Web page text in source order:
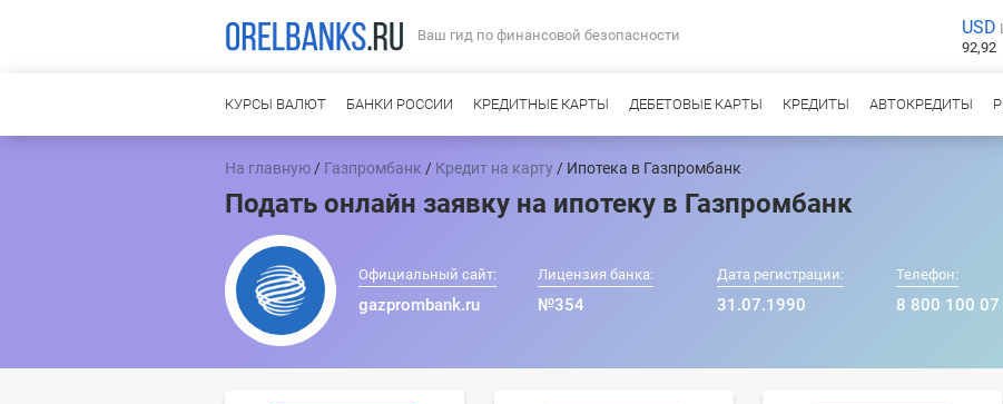
Ваш гид по финансовой безопасности USD
92,92
КУРСЫ ВАЛЮТ БАНКИ РОССИИ КРЕДИТНЫЕ КАРТЫ ДЕБЕТОВЫЕ КАРТЫ КРЕДИТЫ АВТОКРЕДИТЫ
На главную / Газпромбанк / Кредит на карту / Ипотека в Газпромбанк
Подать онлайн заявку на ипотеку в Газпромбанк
Официальный сайт:
gazprombank.ru
Лицензия банка:
№354
Дата регистрации:
31.07.1990
Телефон:
8 800 100 07